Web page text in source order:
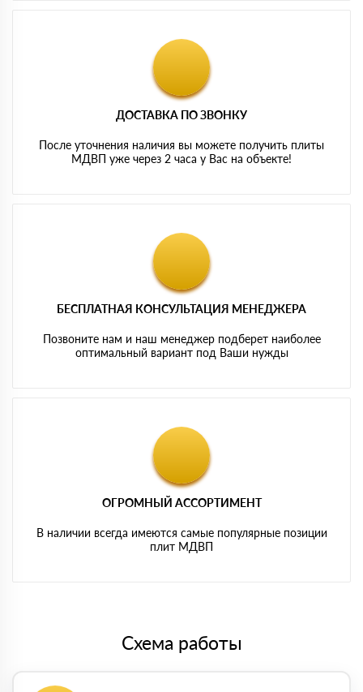
ДОСТАВКА ПО ЗВОНКУ
После уточнения наличия вы можете получить плиты
МДВП уже через 2 часа у Вас на объекте!
БЕСПЛАТНАЯ КОНСУЛЬТАЦИЯ МЕНЕДЖЕРА
Позвоните нам и наш менеджер подберет наиболее
оптимальный вариант под Ваши нужды
ОГРОМНЫЙ АССОРТИМЕНТ
В наличии всегда имеются самые популярные позиции
плит МДВП
Схема работы